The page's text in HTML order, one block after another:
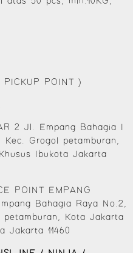
PICKUP POINT )
2 Jl. Empang Bahagia I
Kec. Grogol petamburan,
Ibukota Jakarta
POINT EMPANG
Bahagia Raya No.2,
petamburan, Kota Jakarta
Jakarta 11460